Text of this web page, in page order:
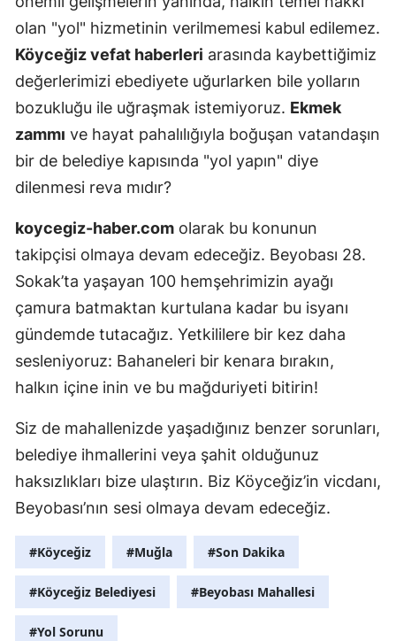
olan "yol" hizmetinin verilmemesi kabul edilemez.
Köyceğiz vefat haberleri arasında kaybettiğimiz
değerlerimizi ebediyete uğurlarken bile yolların
bozukluğu ile uğraşmak istemiyoruz. Ekmek
zammı ve hayat pahalılığıyla boğuşan vatandaşın
bir de belediye kapısında "yol yapın" diye
dilenmesi reva mıdır?
koycegiz-haber.com olarak bu konunun
takipçisi olmaya devam edeceğiz. Beyobası 28.
Sokak’ta yaşayan 100 hemşehrimizin ayağı
çamura batmaktan kurtulana kadar bu isyanı
gündemde tutacağız. Yetkililere bir kez daha
sesleniyoruz: Bahaneleri bir kenara bırakın,
halkın içine inin ve bu mağduriyeti bitirin!
Siz de mahallenizde yaşadığınız benzer sorunları,
belediye ihmallerini veya şahit olduğunuz
haksızlıkları bize ulaştırın. Biz Köyceğiz’in vicdanı,
Beyobası’nın sesi olmaya devam edeceğiz.
#Köyceğiz #Muğla #Son Dakika
#Köyceğiz Belediyesi #Beyobası Mahallesi
#Yol Sorunu